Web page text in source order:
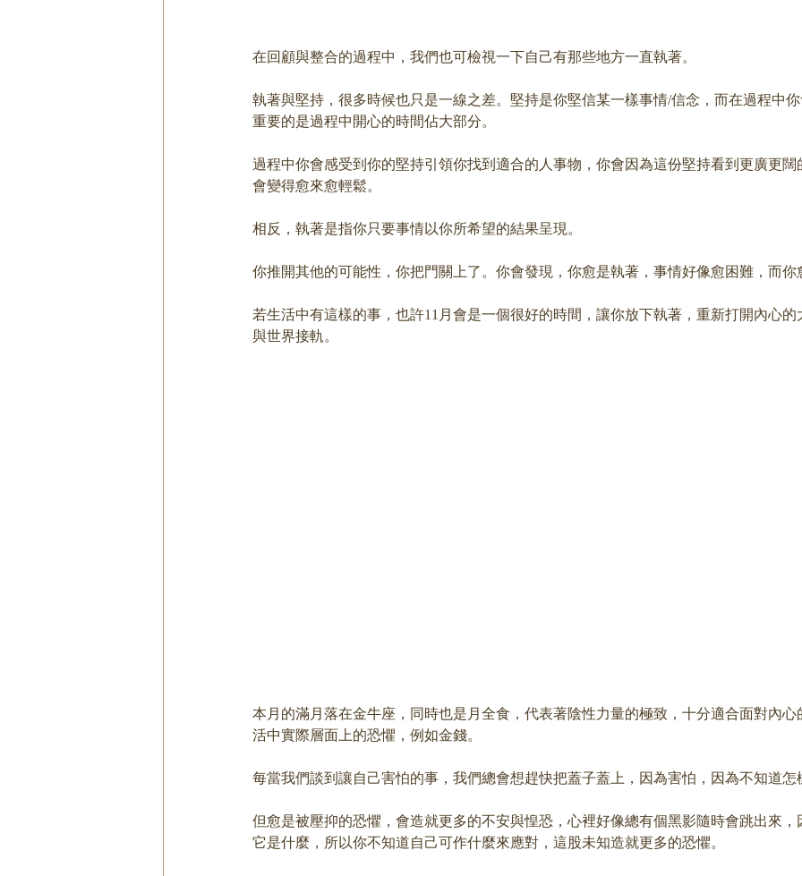
在回顧與整合的過程中，我們也可檢視一下自己有那些地方一直執著。
執著與堅持，很多時候也只是一線之差。堅持是你堅信某一樣事情/信念，而在過程中
重要的是過程中開心的時間佔大部分。
過程中你會感受到你的堅持引領你找到適合的人事物，你會因為這份堅持看到更廣更闊
會變得愈來愈輕鬆。
相反，執著是指你只要事情以你所希望的結果呈現。
你推開其他的可能性，你把門關上了。你會發現，你愈是執著，事情好像愈困難，而你
若生活中有這樣的事，也許11月會是一個很好的時間，讓你放下執著，重新打開內心的
與世界接軌。
本月的滿月落在金牛座，同時也是月全食，代表著陰性力量的極致，十分適合面對內心
活中實際層面上的恐懼，例如金錢。
每當我們談到讓自己害怕的事，我們總會想趕快把蓋子蓋上，因為害怕，因為不知道怎
但愈是被壓抑的恐懼，會造就更多的不安與惶恐，心裡好像總有個黑影隨時會跳出來，
它是什麼，所以你不知道自己可作什麼來應對，這股未知造就更多的恐懼。